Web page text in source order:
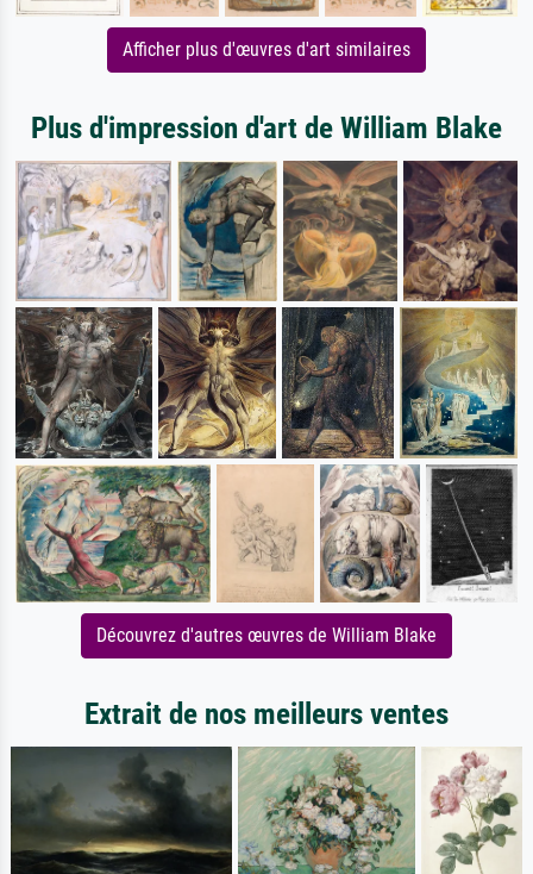
Afficher plus d'œuvres d'art similaires
Plus d'impression d'art de William Blake
Découvrez d'autres œuvres de William Blake
Extrait de nos meilleurs ventes